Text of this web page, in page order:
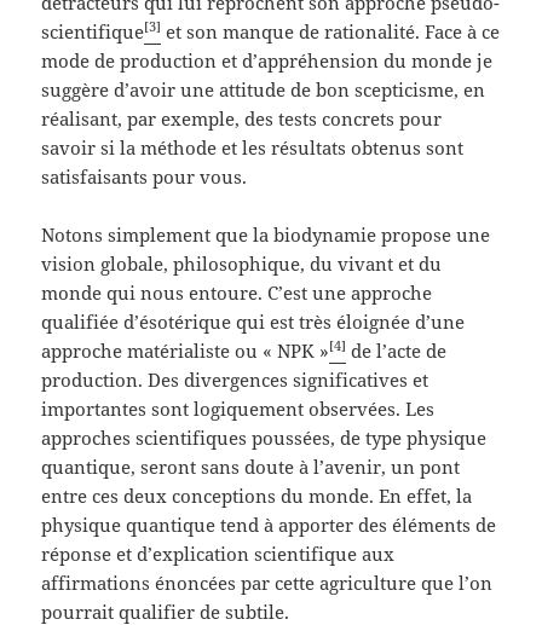
scientifique[3] et son manque de rationalité. Face à ce
mode de production et d’appréhension du monde je
suggère d’avoir une attitude de bon scepticisme, en
réalisant, par exemple, des tests concrets pour
savoir si la méthode et les résultats obtenus sont
satisfaisants pour vous.
Notons simplement que la biodynamie propose une
vision globale, philosophique, du vivant et du
monde qui nous entoure. C’est une approche
qualifiée d’ésotérique qui est très éloignée d’une
approche matérialiste ou « NPK »[4] de l’acte de
production. Des divergences significatives et
importantes sont logiquement observées. Les
approches scientifiques poussées, de type physique
quantique, seront sans doute à l’avenir, un pont
entre ces deux conceptions du monde. En effet, la
physique quantique tend à apporter des éléments de
réponse et d’explication scientifique aux
affirmations énoncées par cette agriculture que l’on
pourrait qualifier de subtile.